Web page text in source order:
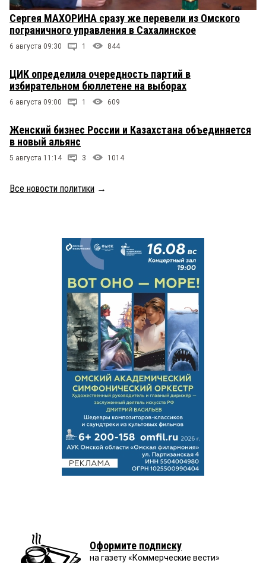
Сергея МАХОРИНА сразу же перевели из Омского
пограничного управления в Сахалинское
6 августа 09:30 1 844
ЦИК определила очередность партий в
избирательном бюллетене на выборах
6 августа 09:00 1 609
Женский бизнес России и Казахстана объединяется
в новый альянс
5 августа 11:14 3 1014
Все новости политики →
Оформите подписку
на газету «Коммерческие вести»